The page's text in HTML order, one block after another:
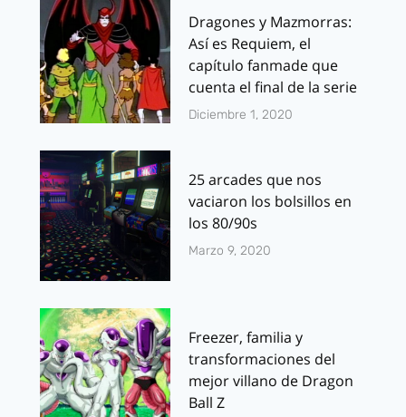
Dragones y Mazmorras:
Así es Requiem, el
capítulo fanmade que
cuenta el final de la serie
Diciembre 1, 2020
25 arcades que nos
vaciaron los bolsillos en
los 80/90s
Marzo 9, 2020
Freezer, familia y
transformaciones del
mejor villano de Dragon
Ball Z